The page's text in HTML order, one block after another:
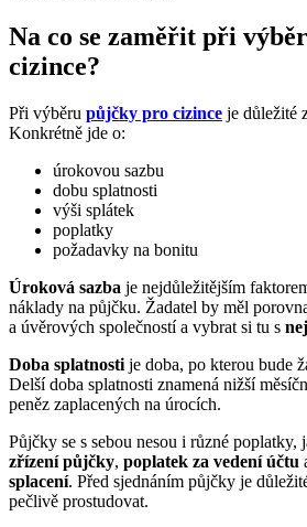
Na co se zaměřit při
cizince?
Při výběru půjčky pro cizince je důležité
Konkrétně jde o:
úrokovou sazbu
dobu splatnosti
výši splátek
poplatky
požadavky na bonitu
Úroková sazba je nejdůležitějším
náklady na půjčku. Žadatel by měl
a úvěrových společností a vybrat si tu s
Doba splatnosti je doba, po kterou bude
Delší doba splatnosti znamená nižší
peněz zaplacených na úrocích.
Půjčky se s sebou nesou i různé poplatky,
zřízení půjčky, poplatek za vedení účtu
splacení. Před sjednáním půjčky je
pečlivě prostudovat.